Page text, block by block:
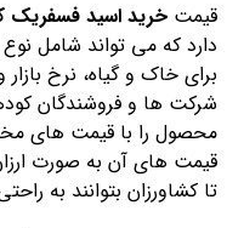
قیمتخرید اسید فسفریک
دارد که می تواند شامل
برای خاک و گیاه، نرخ
شرکت ها و فروشندگان
محصول را با قیمت های
قیمت های آن به صورت
تا کشاورزان بتوانند به